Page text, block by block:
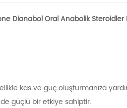
Dianabol Oral Anabolik Steroidler
kas ve güç oluşturmanıza
güçlü bir etkiye sahiptir.